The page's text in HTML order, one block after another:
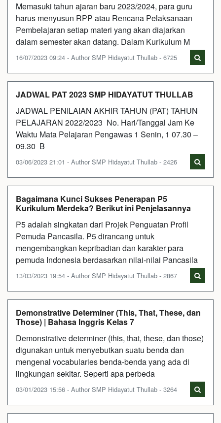
Memasuki tahun ajaran baru 2023/2024, para guru
harus menyusun RPP atau Rencana Pelaksanaan
Pembelajaran setiap materi yang akan diajarkan
dalam semester akan datang. Dalam Kurikulum M
16/07/2023 09:24 - Author SMP Hidayatut Thullab - 6725
JADWAL PAT 2023 SMP HIDAYATUT THULLAB
JADWAL PENILAIAN AKHIR TAHUN (PAT) TAHUN
PELAJARAN 2022/2023 No. Hari/Tanggal Jam Ke
Waktu Mata Pelajaran Pengawas 1 Senin, 1 07.30 –
09.30 B
03/06/2023 21:01 - Author SMP Hidayatut Thullab - 2426
Bagaimana Kunci Sukses Penerapan P5
Kurikulum Merdeka? Berikut ini Penjelasannya
P5 adalah singkatan dari Projek Penguatan Profil
Pemuda Pancasila. P5 dirancang untuk
mengembangkan kepribadian dan karakter para
pemuda Indonesia berdasarkan nilai-nilai Pancasila
13/03/2023 19:54 - Author SMP Hidayatut Thullab - 2867
Demonstrative Determiner (This, That, These, dan
Those) | Bahasa Inggris Kelas 7
Demonstrative determiner (this, that, these, dan those)
digunakan untuk menyebutkan suatu benda dan
mengenal vocabularies benda-benda yang ada di
lingkungan sekitar. Seperti apa perbeda
03/01/2023 15:56 - Author SMP Hidayatut Thullab - 3264